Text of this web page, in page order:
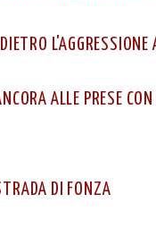
ALLE PRESE
DI FONZA